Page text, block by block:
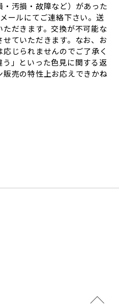
汚損・故障など）があった
ールにてご連絡下さい。送
だきます。交換が不可能な
ていただきます。なお、お
じられませんのでご了承く
」といった色見に関する返
売の特性上お応えできかね